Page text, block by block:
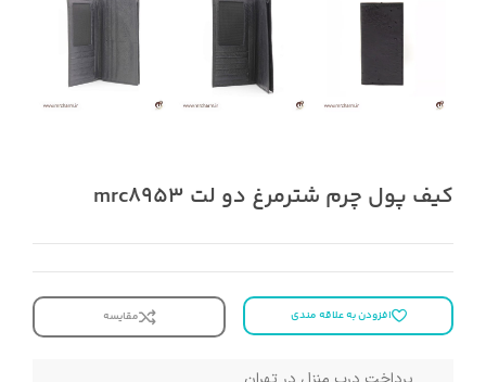
کیف پول چرم شترمرغ دو لت mrc8953
افزودن به علاقه مندی مقایسه